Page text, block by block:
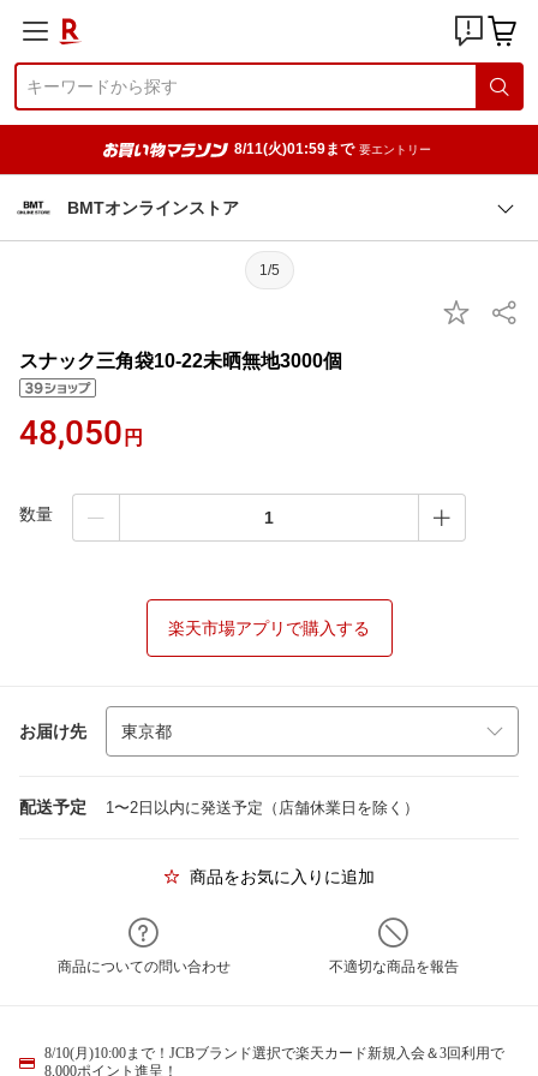
8/11(火)01:59まで 要エントリー
BMTオンラインストア
1/5
スナック三角袋10-22未晒無地3000個
48,050 円
数量
楽天市場アプリで購入する
お届け先
配送予定 1〜2日以内に発送予定（店舗休業日を除く）
商品をお気に入りに追加
商品についての問い合わせ 不適切な商品を報告
8/10(月)10:00まで！JCBブランド選択で楽天カード新規入会＆3回利用で
8,000ポイント進呈！